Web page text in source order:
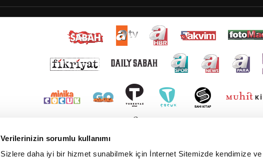
Verilerinizin sorumlu kullanımı
Sizlere daha iyi bir hizmet sunabilmek için İnternet Sitemizde kendimize